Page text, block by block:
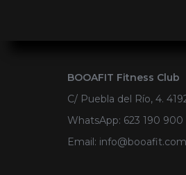
BOOAFIT Fitness Club
C/ Puebla del Río, 4.
WhatsApp: 623 190 900
Email:
moc.tifaoob
@ofni